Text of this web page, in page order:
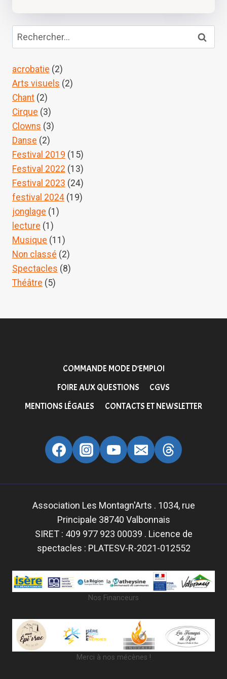
2020
Rechercher :
acrobatie (2)
Arts visuels (2)
Chant (2)
Cirque (3)
Clowns (3)
Danse (2)
Festival 2019 (15)
Festival 2022 (13)
Festival 2023 (24)
festival 2024 (19)
jonglage (1)
lecture (1)
Musique (11)
Non classé (2)
Spectacles (8)
Théâtre (5)
COMMANDE MODE D’EMPLOI
FOIRE AUX QUESTIONS
CGVS
MENTIONS LÉGALES
CONTACTS ET NEWSLETTER
Association Les Montagn'Arts . 1034, rue
Principale 38740 Valbonnais
SIRET : 409 977 923 00039 . Licence de
spectacles : PLATESV-R-2021-012552
Nos Financeurs
Merci à nos mécènes !